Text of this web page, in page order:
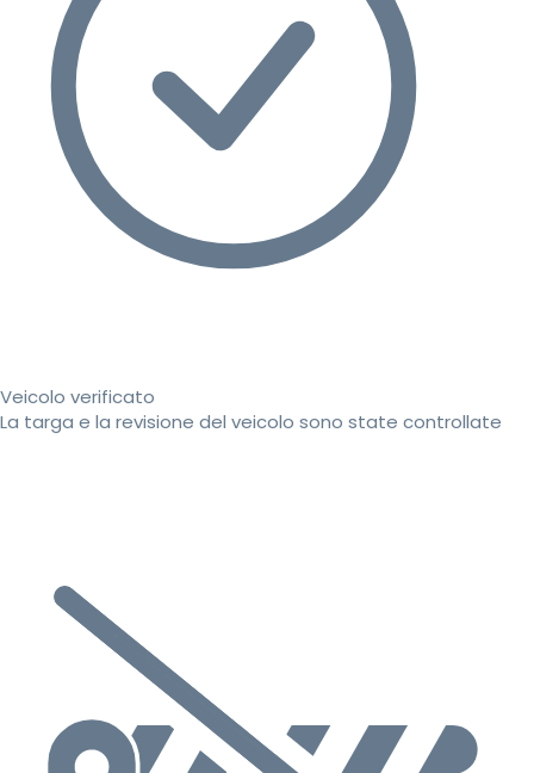
Veicolo verificato
La targa e la revisione del veicolo sono state controllate